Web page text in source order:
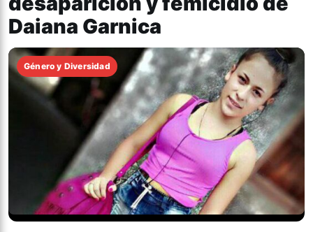
Daiana Garnica
Género y Diversidad